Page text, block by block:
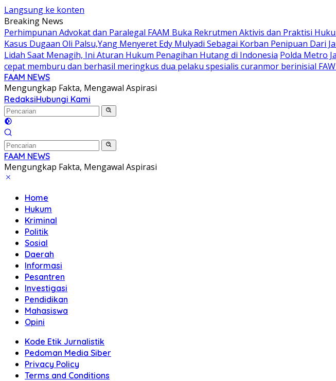
Langsung ke konten
Breaking News
Perhimpunan Advokat dan Paralegal FAAM Buka Rekrutmen Aktivis dan Praktisi
Kasus Dugaan Oli Palsu,Yang Menyeret Edy Mulyadi Sebagai Korban Penipuan Dari
Lidah Saat Menagih, Ini Aturan Hukum Penagihan Hutang di Indonesia Polda Metro
cepat memburu dan berhasil meringkus dua pelaku spesialis curanmor berinisial
FAAM NEWS
Mengungkap Fakta, Mengawal Aspirasi
RedaksiHubungi Kami
FAAM NEWS
Mengungkap Fakta, Mengawal Aspirasi
Home
Hukum
Kriminal
Politik
Sosial
Daerah
Informasi
Pesantren
Investigasi
Pendidikan
Mahasiswa
Opini
Kode Etik Jurnalistik
Pedoman Media Siber
Privacy Policy
Terms and Conditions